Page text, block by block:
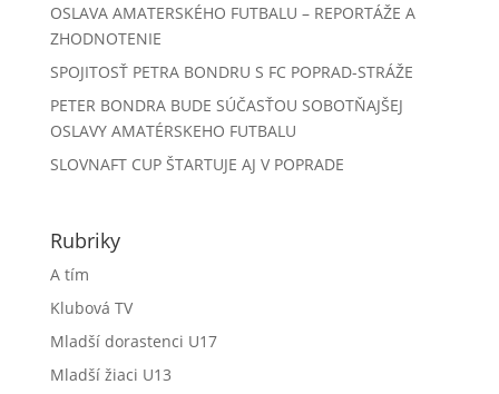
OSLAVA AMATERSKÉHO FUTBALU – REPORTÁŽE A
ZHODNOTENIE
SPOJITOSŤ PETRA BONDRU S FC POPRAD-STRÁŽE
PETER BONDRA BUDE SÚČASŤOU SOBOTŇAJŠEJ
OSLAVY AMATÉRSKEHO FUTBALU
SLOVNAFT CUP ŠTARTUJE AJ V POPRADE
Rubriky
A tím
Klubová TV
Mladší dorastenci U17
Mladší žiaci U13